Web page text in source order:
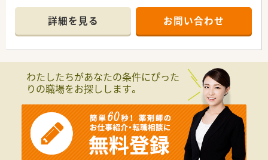
【店舗情報と応需状況について】
■上星川駅から徒歩3分と通勤に非常に便利な立地であり、日々
の通勤ストレスを大幅に軽減できる環境です。
児科が中心で、専門知識を深めることができます。
■処方箋枚数は1日平均50枚であり、薬剤師は常時2名体制で事
務スタッフも1名在籍するため安心して働けます。
【法人特徴について】
■現在は東京、神奈川、埼玉のエリアにおいて19店舗の調剤薬局
をドミナント展開している法人です。
■社長自らが薬剤師の資格を持っているため、現場で働くスタッ
フの気持ちを汲み取れる環境が整っています。
詳細を見る お問い合わせ
わたしたちがあなたの条件にぴった
りの職場をお探しします。